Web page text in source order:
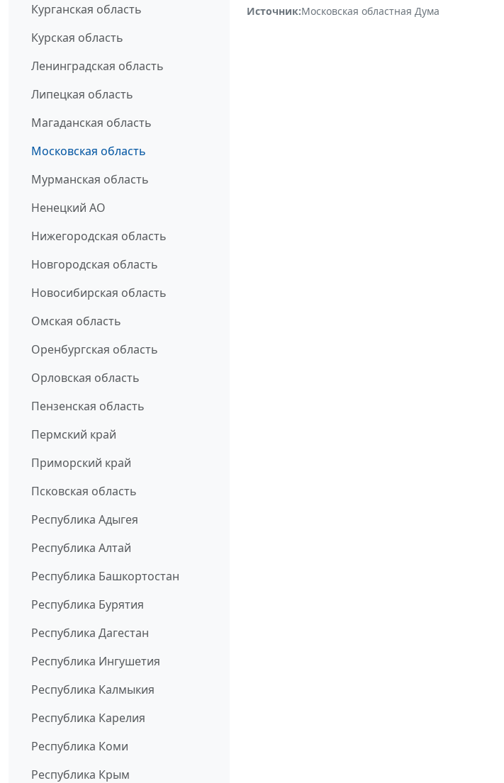
Курганская область
Курская область
Ленинградская область
Липецкая область
Магаданская область
Московская область
Мурманская область
Ненецкий АО
Нижегородская область
Новгородская область
Новосибирская область
Омская область
Оренбургская область
Орловская область
Пензенская область
Пермский край
Приморский край
Псковская область
Республика Адыгея
Республика Алтай
Республика Башкортостан
Республика Бурятия
Республика Дагестан
Республика Ингушетия
Республика Калмыкия
Республика Карелия
Республика Коми
Республика Крым
Источник:Московская областная Дума